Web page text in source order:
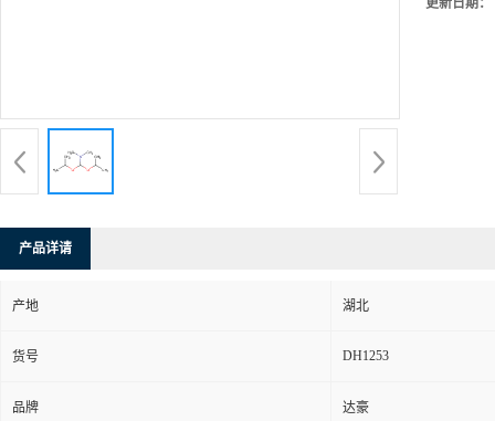
更新日期：
产品详请
产地 湖北
货号 DH1253
品牌 达豪